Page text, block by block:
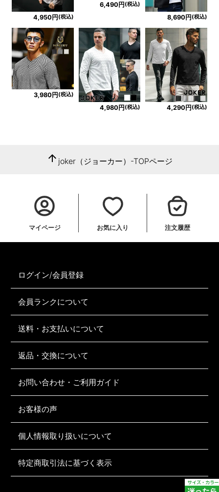
4,950円(税込)
6,490円 (税込)
8,690円(税込)
3,980円 (税込)
4,980円(税込) 4,290円(税込)
arrow_upward joker（ジョーカー）-TOPページ
マイページ お気に入り 注文履歴
ログイン/会員登録
会員ランクについて
送料・お支払いについて
返品・交換について
お問い合わせ・ご利用ガイド
お客様の声
個人情報取り扱いについて
特定商取引法に基づく表示